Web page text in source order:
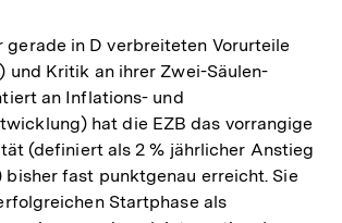
gerade in D verbreiteten Vorurteile
und Kritik an ihrer Zwei-Säulen-
an Inflations- und
hat die EZB das vorrangige
(definiert als 2 % jährlicher Anstieg
bisher fast punktgenau erreicht. Sie
Startphase als